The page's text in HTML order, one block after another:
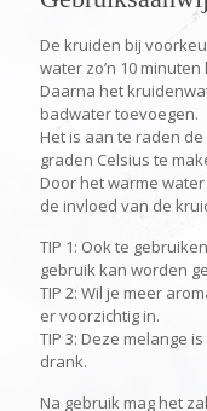
De kruiden bij
water zo’n 10
Daarna het
badwater toevoegen.
Het is aan te raden
graden Celsius te
Door het warme
de invloed van de
TIP 1: Ook te
gebruik kan worden
TIP 2: Wil je meer
er voorzichtig in.
TIP 3: Deze melange
drank.
Na gebruik mag het